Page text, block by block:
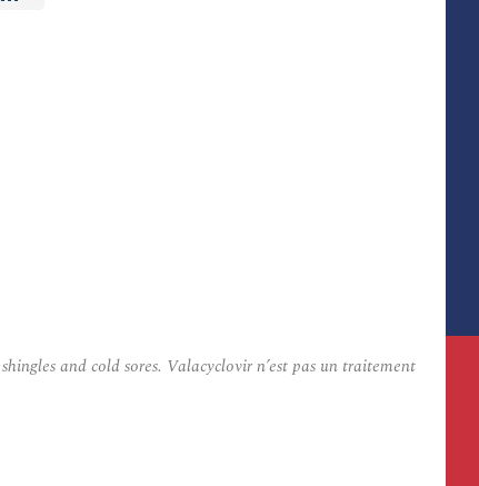
and cold sores. Valacyclovir n’est pas un traitement